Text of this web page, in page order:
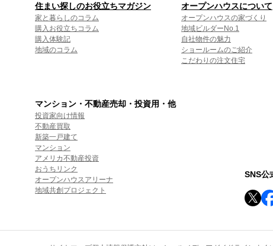
住まい探しのお役立ちマガジン
家と暮らしのコラム
購入お役立ちコラム
購入体験記
地域のコラム
オープンハウスについて
オープンハウスの家づくり
地域ビルダーNo.1
自社物件の魅力
ショールームのご紹介
こだわりの注文住宅
マンション・不動産売却・投資用・他
投資家向け情報
不動産買取
新築一戸建て
マンション
アメリカ不動産投資
おうちリンク
オープンハウスアリーナ
地域共創プロジェクト
SNS公